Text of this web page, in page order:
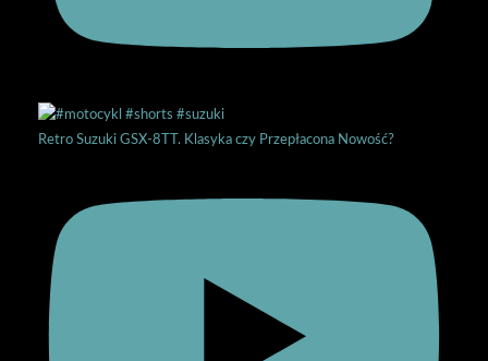
Retro Suzuki GSX-8TT. Klasyka czy Przepłacona Nowość?